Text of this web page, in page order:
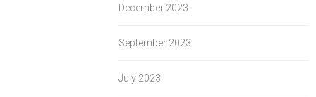
December 2023
September 2023
July 2023